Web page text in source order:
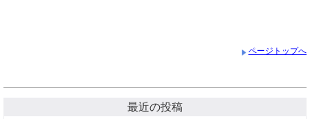
ページトップへ
最近の投稿